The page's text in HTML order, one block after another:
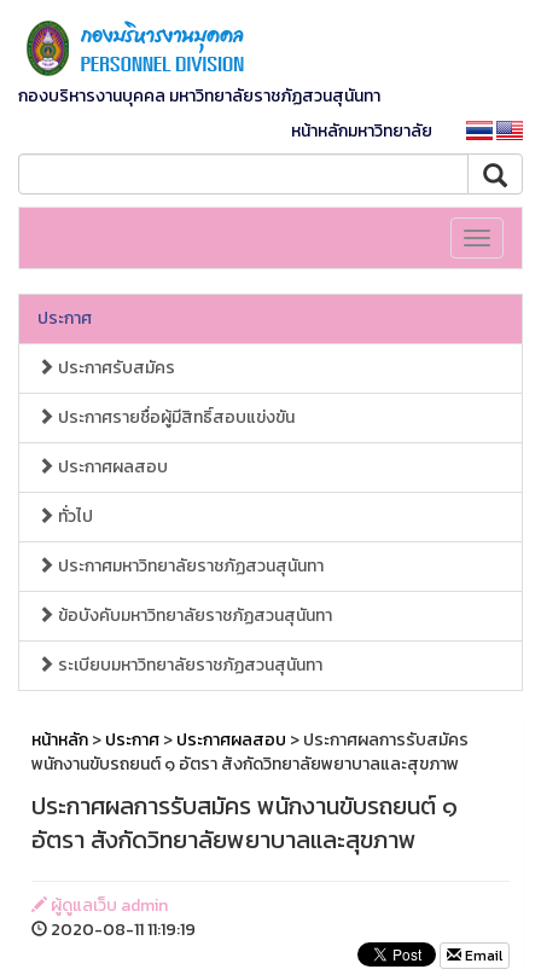
กองบริหารงานบุคคล มหาวิทยาลัยราชภัฏสวนสุนันทา
หน้าหลักมหาวิทยาลัย
Toggle
ประกาศ
ประกาศรับสมัคร
ประกาศรายชื่อผู้มีสิทธิ์สอบแข่งขัน
ประกาศผลสอบ
ทั่วไป
ประกาศมหาวิทยาลัยราชภัฏสวนสุนันทา
ข้อบังคับมหาวิทยาลัยราชภัฏสวนสุนันทา
ระเบียบมหาวิทยาลัยราชภัฏสวนสุนันทา
หน้าหลัก>ประกาศ>ประกาศผลสอบ > ประกาศผลการรับสมัคร
พนักงานขับรถยนต์ ๑ อัตรา สังกัดวิทยาลัยพยาบาลและสุขภาพ
ประกาศผลการรับสมัคร พนักงานขับรถยนต์ ๑
อัตรา สังกัดวิทยาลัยพยาบาลและสุขภาพ
ผู้ดูแลเว็บ admin
2020-08-11 11:19:19
Email